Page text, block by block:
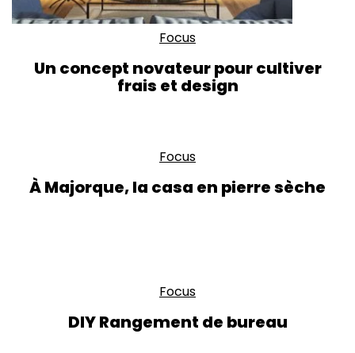
Focus
Un concept novateur pour cultiver
frais et design
Focus
À Majorque, la casa en pierre sèche
Focus
DIY Rangement de bureau